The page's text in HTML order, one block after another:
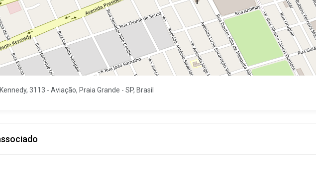
3113 - Aviação, Praia Grande - SP, Brasil